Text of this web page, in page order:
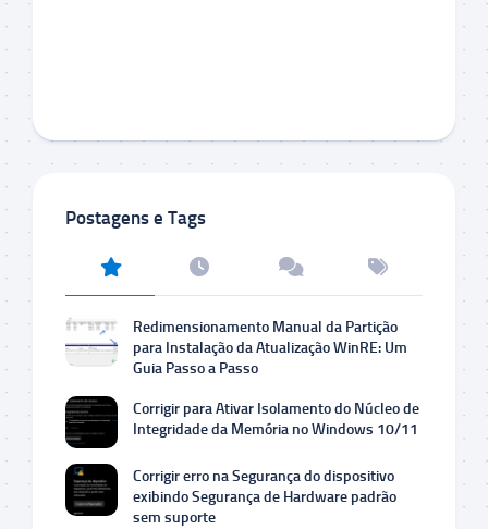
Postagens e Tags
Redimensionamento Manual da Partição
para Instalação da Atualização WinRE: Um
Guia Passo a Passo
Corrigir para Ativar Isolamento do Núcleo de
Integridade da Memória no Windows 10/11
Corrigir erro na Segurança do dispositivo
exibindo Segurança de Hardware padrão
sem suporte